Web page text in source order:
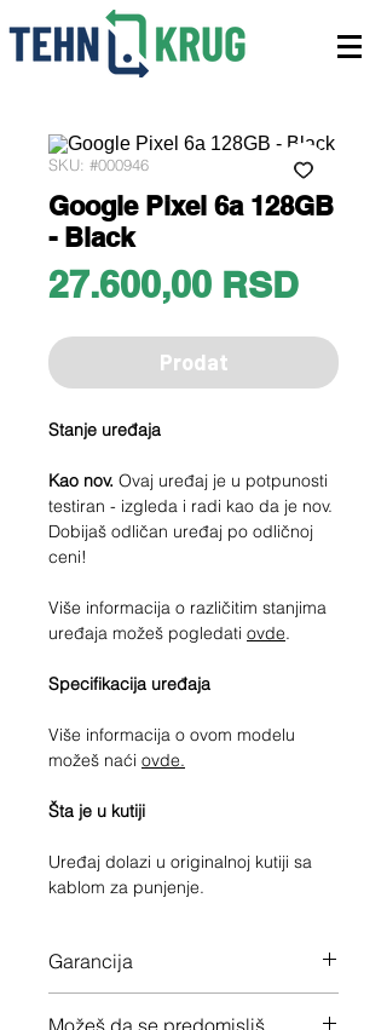
SKU: #000946
Google Pixel 6a 128GB
- Black
27.600,00 RSDPrice
Prodat
Stanje uređaja
Kao nov. Ovaj uređaj je u potpunosti
testiran - izgleda i radi kao da je nov.
Dobijaš odličan uređaj po odličnoj
ceni!
Više informacija o različitim stanjima
uređaja možeš pogledati ovde.
Specifikacija uređaja
Više informacija o ovom modelu
možeš naći ovde.
Šta je u kutiji
Uređaj dolazi u originalnoj kutiji sa
kablom za punjenje.
Garancija
Možeš da se predomisliš